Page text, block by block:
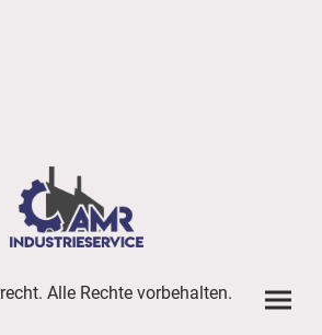
Alle Rechte vorbehalten.